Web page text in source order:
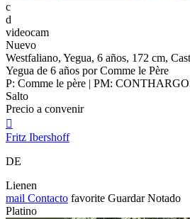
c
d
videocam
Nuevo
Westfaliano, Yegua, 6 años, 172 cm,
Yegua de 6 años por Comme le Père
P: Comme le père | PM:
Salto
Precio a convenir

Fritz Ibershoff
DE
Lienen
mail Contacto favorite Guardar Notado
Platino